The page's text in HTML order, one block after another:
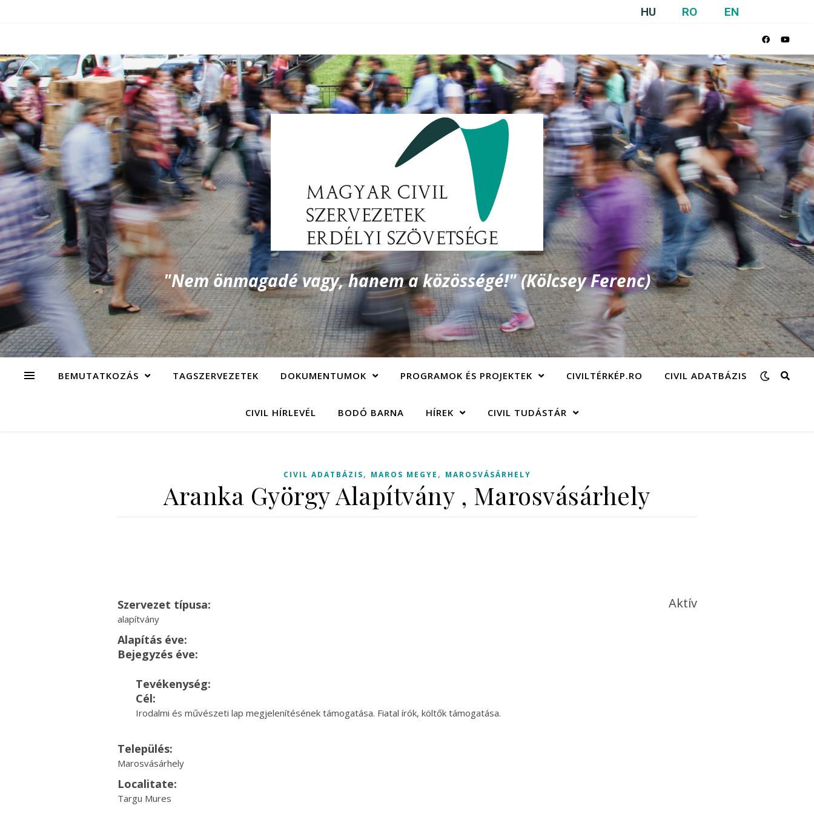
HU RO EN
"Nem önmagadé vagy, hanem a közösségé!" (Kölcsey Ferenc)
BEMUTATKOZÁS TAGSZERVEZETEK DOKUMENTUMOK PROGRAMOK ÉS PROJEKTEK CIVILTÉRKÉP.RO CIVIL ADATBÁZIS
CIVIL HÍRLEVÉL BODÓ BARNA HÍREK CIVIL TUDÁSTÁR
CIVIL ADATBÁZIS, MAROS MEGYE , MAROSVÁSÁRHELY
Aranka György Alapítvány , Marosvásárhely
Szervezet típusa:
alapítvány
Aktív
Alapítás éve:
Bejegyzés éve:
Tevékenység:
Cél:
Irodalmi és művészeti lap megjelenítésének támogatása. Fiatal írók, költők támogatása.
Település:
Marosvásárhely
Localitate:
Targu Mures